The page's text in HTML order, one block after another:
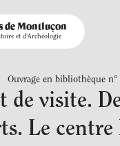
de Montluçon
et d'Archéologie
Ouvrage en bibliothèque n°
de visite.
Le